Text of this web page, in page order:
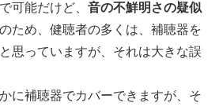
可能だけど、 音の不鮮明さの疑似
ため、健聴者の多くは、補聴器を
思っていますが、それは大きな誤
に補聴器でカバーできますが、そ